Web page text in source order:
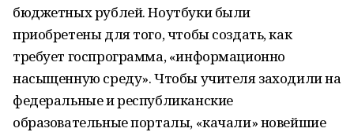
бюджетных рублей. Ноутбуки были
приобретены для того, чтобы создать, как
требует госпрограмма, «информационно
насыщенную среду». Чтобы учителя заходили на
федеральные и республиканские
образовательные порталы, «качали» новейшие